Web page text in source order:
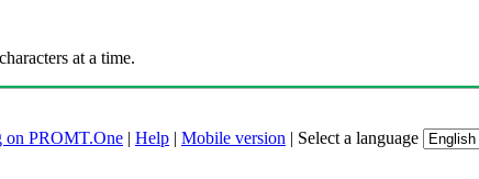
at a time.
on PROMT.One | Help | Mobile version | Select a language